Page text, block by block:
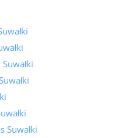
Suwałki